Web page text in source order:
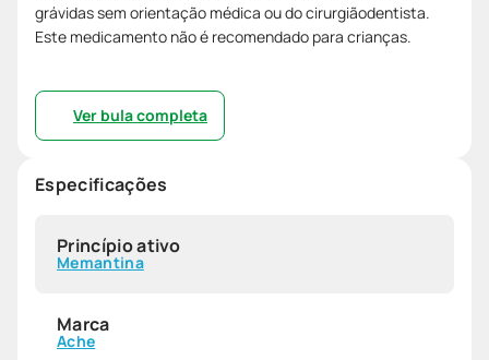
grávidas sem orientação médica ou do cirurgiãodentista.
Este medicamento não é recomendado para crianças.
Ver bula completa
Especificações
Princípio ativo
Memantina
Marca
Ache